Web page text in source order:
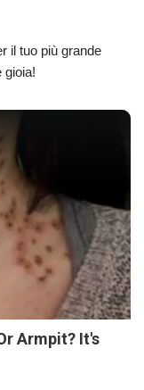
il tuo più grande
gioia!
Armpit? It's